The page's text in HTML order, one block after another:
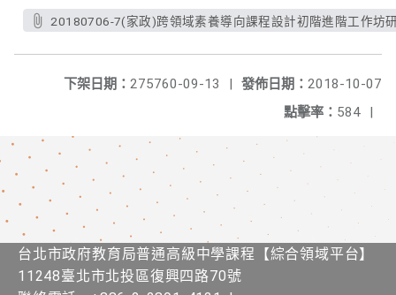
20180706-7(家政)跨領域素養導向課程設計初階進階工作坊
發佈日期： 2018-10-07
下架日期： 275760-09-13
|
點擊率： 584 |
台北市政府教育局普通高級中學課程​【​綜合領域平台】
11248臺北市北投區復興四路70號